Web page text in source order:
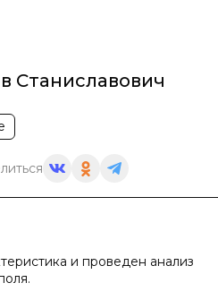
Станиславович
и проведен анализ